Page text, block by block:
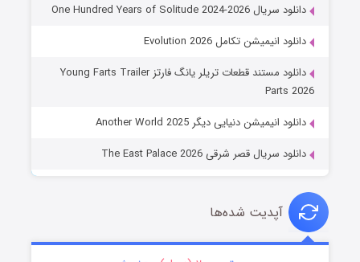
دانلود سریال One Hundred Years of Solitude 2024-2026
دانلود انیمیشن تکامل Evolution 2026
دانلود مستند قطعات تریلر یانگ فارتز Young Farts Trailer
Parts 2026
دانلود انیمیشن دنیایی دیگر Another World 2025
دانلود سریال قصر شرقی The East Palace 2026
آپدیت شده‌ها